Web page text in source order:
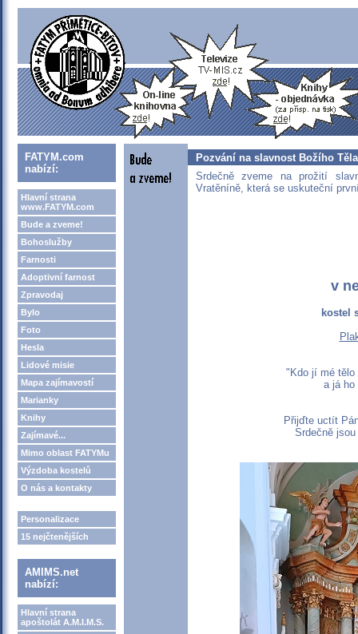
FATYM.com
nabízí:
Hlavní strana
www.FATYM.com
Bude a zveme!
Bohoslužby
Farnosti
Adoptivní farnost
Zpravodaj
Bylo
Foto
Hesla
Lidové misie
Mapa zajímavostí
Marianky
Knihy
Zajímavé...
Mimo oblast FATYMu
Výzdoba kostelů
O nás a kontakty
Personalizace
15 nejčtenějších
AMIMS.net
nabízí:
Hlavní strana
apoštolát A.M.I.M.S.
Pozvání na slavnost Božího
Srdečně zveme na prožití
Vratěníně, která se uskuteční
v
kostel
"Kdo jí mé tělo
a já
Přijďte uctít
Srdečně